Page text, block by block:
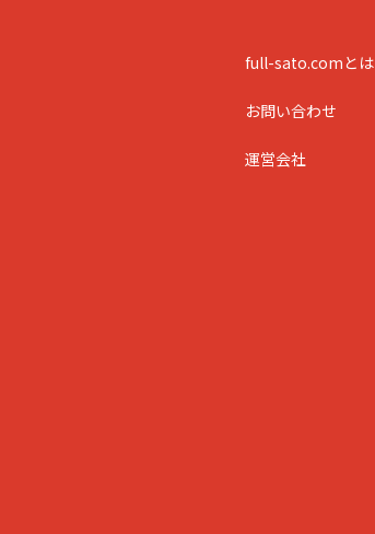
full-sato.comとは
お問い合わせ
運営会社